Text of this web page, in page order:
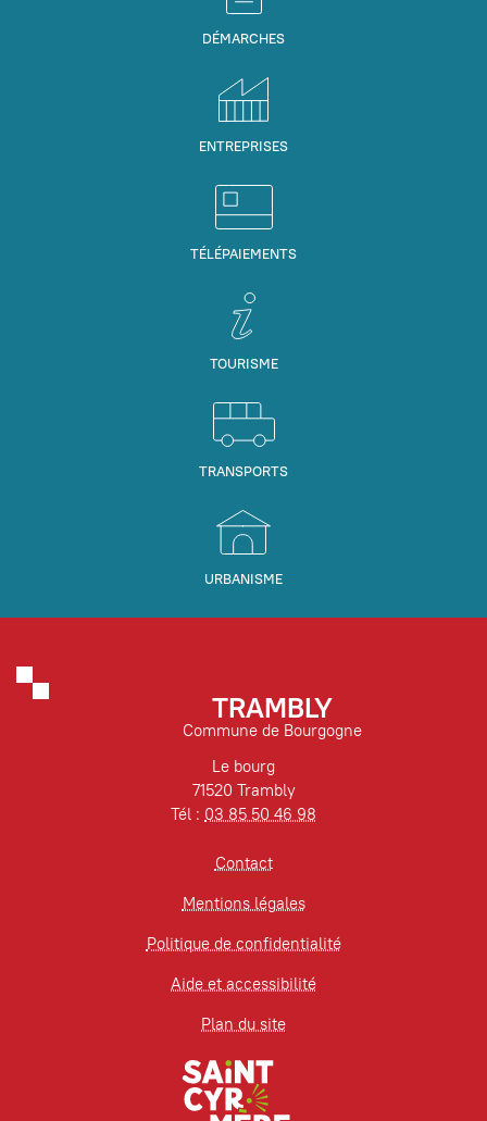
DÉMARCHES
ENTREPRISES
TÉLÉPAIEMENTS
TOURISME
TRANSPORTS
URBANISME
TRAMBLY
Commune de Bourgogne
Le bourg
71520 Trambly
Tél : 03 85 50 46 98
Contact
Mentions légales
Politique de confidentialité
Aide et accessibilité
Plan du site